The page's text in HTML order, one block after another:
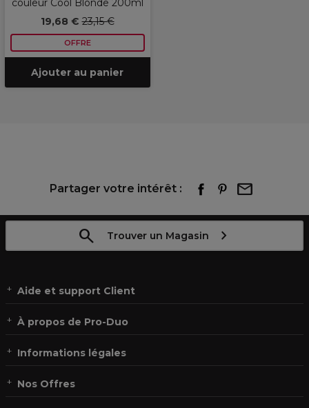
couleur Cool Blonde 200ml
19,68 €23,15 €
OFFRE
Ajouter au panier
Partager votre intérêt :
Trouver un Magasin
Aide et support Client
À propos de Pro-Duo
Informations légales
Nos Offres